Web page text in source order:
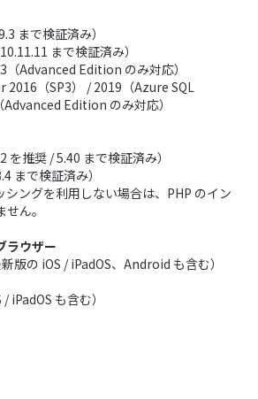
まで検証済み）
まで検証済み）
Advanced Edition のみ対応）
2016（SP3） / 2019（Azure SQL
Edition のみ対応）
を推奨 / 5.40 まで検証済み）
まで検証済み）
シングを利用しない場合は、PHP のイン
ん。
ラウザー
の iOS / iPadOS、Android も含む）
iPadOS も含む）